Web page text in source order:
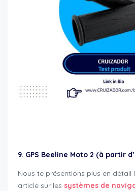
9. GPS Beeline Moto 2 (à partir
Nous te présentions plus en détail
article sur les systèmes de